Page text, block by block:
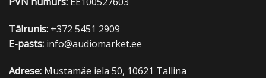
Tālrunis: +372 5451 2909
E-pasts: info@audiomarket.ee
Adrese: Mustamäe iela 50, 10621 Tallina